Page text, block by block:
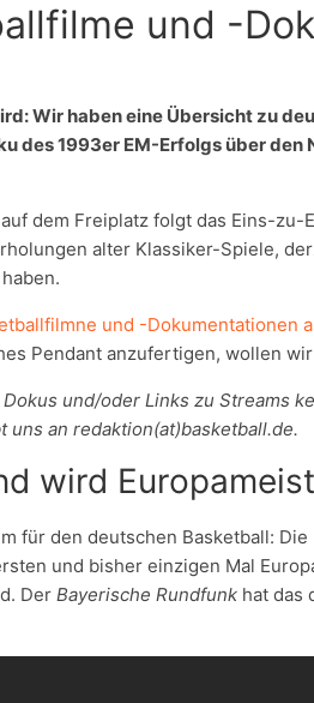
und -
Wir haben eine Übersicht zu
des 1993er EM-Erfolgs über
dem Freiplatz folgt das Eins-zu-
alter Klassiker-Spiele,
und -Dokumentationen
Pendant anzufertigen, wollen
und/oder Links zu Streams
an redaktion(at)basketball.de.
wird
für den deutschen Basketball: Die
und bisher einzigen Mal
Der Bayerische Rundfunk hat das